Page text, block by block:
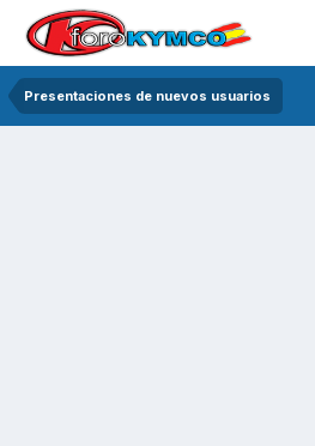
Presentaciones de nuevos usuarios